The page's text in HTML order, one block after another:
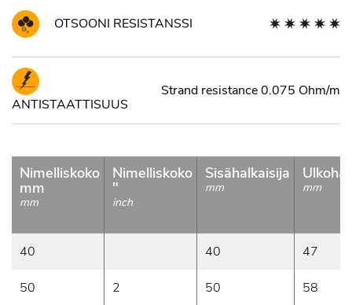
OTSOONI RESISTANSSI
ANTISTAATTISUUS
Strand resistance 0.075 Ohm/m
Nimelliskoko
mm
mm
Nimelliskoko
"
inch
Sisähalkaisija
mm mm
40 40 47
50 2 50 58